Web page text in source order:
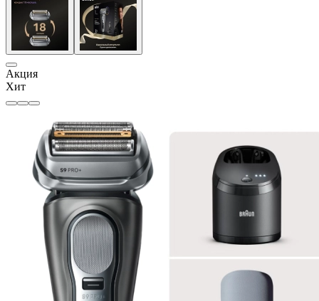
Акция
Хит